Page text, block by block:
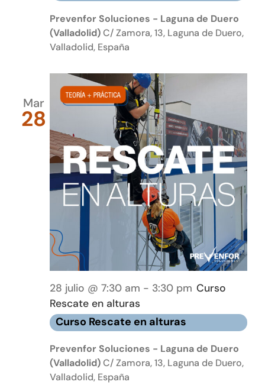
Prevenfor Soluciones - Laguna de Duero
(Valladolid)C/ Zamora, 13, Laguna de Duero,
Valladolid, España
Mar
28
28 julio @ 7:30 am - 3:30 pm Curso
Rescate en alturas
Curso Rescate en alturas
Prevenfor Soluciones - Laguna de Duero
(Valladolid)C/ Zamora, 13, Laguna de Duero,
Valladolid, España